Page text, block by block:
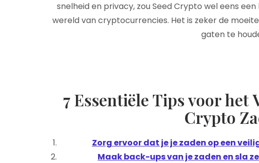
snelheid en privacy, zou Seed Crypto wel eens
wereld van cryptocurrencies. Het is zeker de
gaten te
7 Essentiële Tips voor het
Crypto
Zorg ervoor dat je je zaden op een
Maak back-ups van je zaden en sla